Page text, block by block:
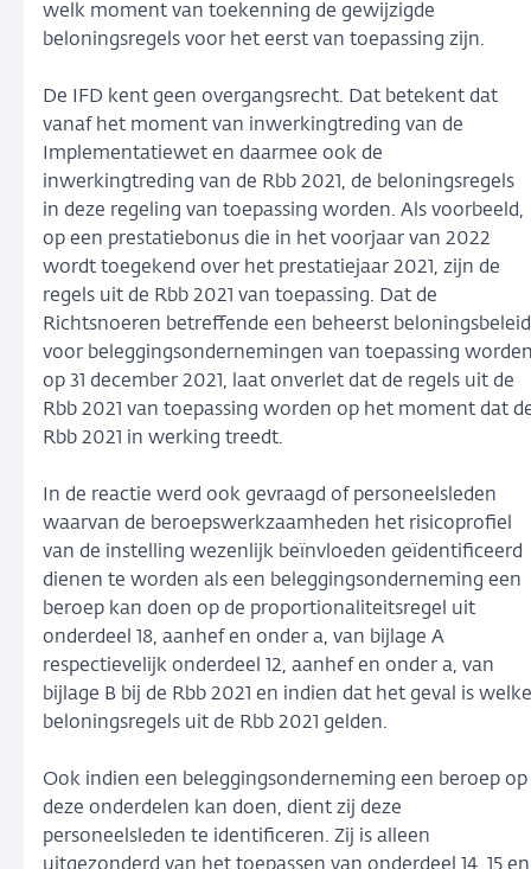
welk moment van toekenning de gewijzigde
beloningsregels voor het eerst van toepassing zijn.
De IFD kent geen overgangsrecht. Dat betekent dat
vanaf het moment van inwerkingtreding van de
Implementatiewet en daarmee ook de
inwerkingtreding van de Rbb 2021, de beloningsregels
in deze regeling van toepassing worden. Als voorbeeld,
op een prestatiebonus die in het voorjaar van 2022
wordt toegekend over het prestatiejaar 2021, zijn de
regels uit de Rbb 2021 van toepassing. Dat de
Richtsnoeren betreffende een beheerst beloningsbeleid
voor beleggingsondernemingen van toepassing
op 31 december 2021, laat onverlet dat de regels uit de
Rbb 2021 van toepassing worden op het moment dat
Rbb 2021 in werking treedt.
In de reactie werd ook gevraagd of personeelsleden
waarvan de beroepswerkzaamheden het risicoprofiel
van de instelling wezenlijk beïnvloeden geïdentificeerd
dienen te worden als een beleggingsonderneming een
beroep kan doen op de proportionaliteitsregel uit
onderdeel 18, aanhef en onder a, van bijlage A
respectievelijk onderdeel 12, aanhef en onder a, van
bijlage B bij de Rbb 2021 en indien dat het geval is welke
beloningsregels uit de Rbb 2021 gelden.
Ook indien een beleggingsonderneming een beroep op
deze onderdelen kan doen, dient zij deze
personeelsleden te identificeren. Zij is alleen